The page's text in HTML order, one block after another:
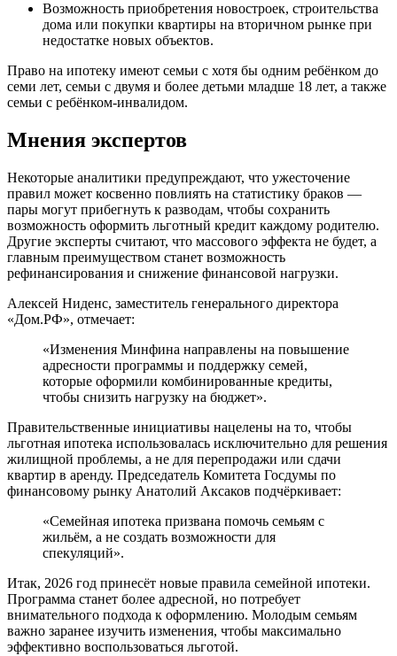
Возможность приобретения новостроек, строительства
дома или покупки квартиры на вторичном рынке при
недостатке новых объектов.
Право на ипотеку имеют семьи с хотя бы одним ребёнком до
семи лет, семьи с двумя и более детьми младше 18 лет, а также
семьи с ребёнком-инвалидом.
Мнения экспертов
Некоторые аналитики предупреждают, что ужесточение
правил может косвенно повлиять на статистику браков —
пары могут прибегнуть к разводам, чтобы сохранить
возможность оформить льготный кредит каждому родителю.
Другие эксперты считают, что массового эффекта не будет, а
главным преимуществом станет возможность
рефинансирования и снижение финансовой нагрузки.
Алексей Ниденс, заместитель генерального директора
«Дом.РФ», отмечает:
«Изменения Минфина направлены на повышение
адресности программы и поддержку семей,
которые оформили комбинированные кредиты,
чтобы снизить нагрузку на бюджет».
Правительственные инициативы нацелены на то, чтобы
льготная ипотека использовалась исключительно для решения
жилищной проблемы, а не для перепродажи или сдачи
квартир в аренду. Председатель Комитета Госдумы по
финансовому рынку Анатолий Аксаков подчёркивает:
«Семейная ипотека призвана помочь семьям с
жильём, а не создать возможности для
спекуляций».
Итак, 2026 год принесёт новые правила семейной ипотеки.
Программа станет более адресной, но потребует
внимательного подхода к оформлению. Молодым семьям
важно заранее изучить изменения, чтобы максимально
эффективно воспользоваться льготой.